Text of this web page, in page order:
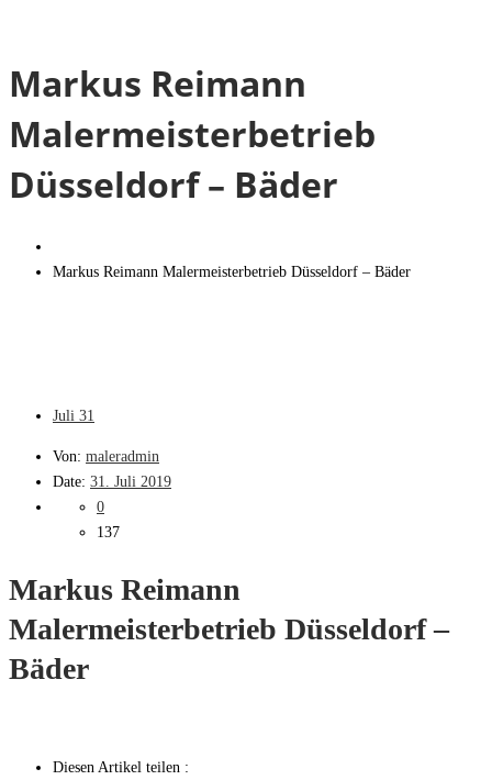
Markus Reimann
Malermeisterbetrieb
Düsseldorf – Bäder
Markus Reimann Malermeisterbetrieb Düsseldorf – Bäder
Juli 31
Von: maleradmin
Date: 31. Juli 2019
0
137
Markus Reimann
Malermeisterbetrieb Düsseldorf –
Bäder
Diesen Artikel teilen :